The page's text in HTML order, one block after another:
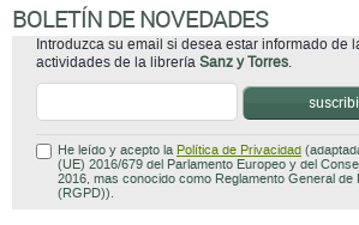
BOLETÍN DE NOVEDADES
Introduzca su email si desea estar informado de
actividades de la librería Sanz y Torres
He leído y acepto la Política de Privacidad
(UE) 2016/679 del Parlamento Europeo y del
2016, mas conocido como Reglamento General de
(RGPD)).